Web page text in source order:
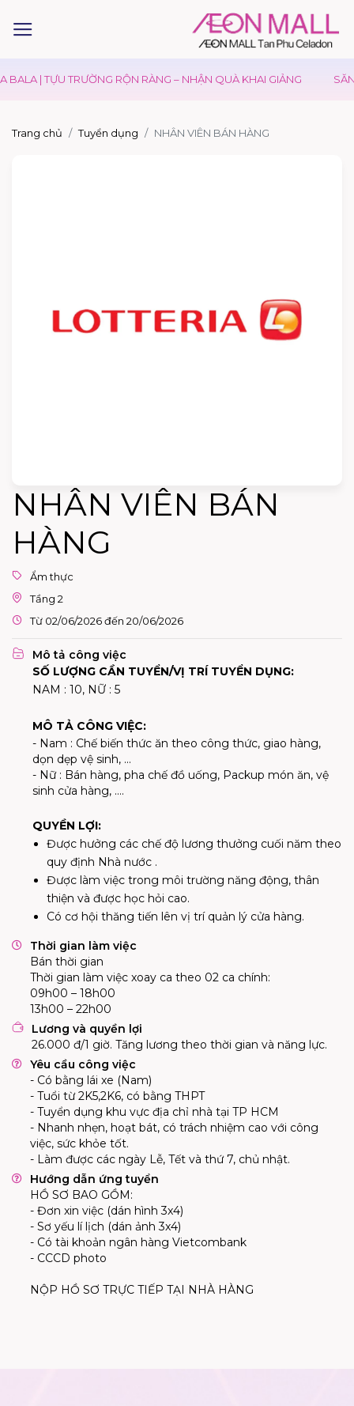
| TỰU TRƯỜNG RỘN RÀNG – NHẬN QUÀ KHAI GIẢNG
Trang chủ Tuyển dụng NHÂN VIÊN BÁN HÀNG
NHÂN VIÊN BÁN
HÀNG
Ẩm thực
Tầng 2
Từ 02/06/2026 đến 20/06/2026
Mô tả công việc
SỐ LƯỢNG CẦN TUYỂN/VỊ TRÍ TUYỂN DỤNG:
NAM : 10, NỮ : 5
MÔ TẢ CÔNG VIỆC:
- Nam : Chế biến thức ăn theo công thức, giao hàng,
dọn dẹp vệ sinh, ...
- Nữ : Bán hàng, pha chế đồ uống, Packup món ăn, vệ
sinh cửa hàng, ….
QUYỀN LỢI:
Được hưởng các chế độ lương thưởng cuối năm theo
quy định Nhà nước .
Được làm việc trong môi trường năng động, thân
thiện và được học hỏi cao.
Có cơ hội thăng tiến lên vị trí quản lý cửa hàng.
Thời gian làm việc
Bán thời gian
Thời gian làm việc xoay ca theo 02 ca chính:
09h00 – 18h00
13h00 – 22h00
Lương và quyền lợi
26.000 đ/1 giờ. Tăng lương theo thời gian và năng lực.
Yêu cầu công việc
- Có bằng lái xe (Nam)
- Tuổi từ 2K5,2K6, có bằng THPT
- Tuyển dụng khu vực địa chỉ nhà tại TP HCM
- Nhanh nhẹn, hoạt bát, có trách nhiệm cao với công
việc, sức khỏe tốt.
- Làm được các ngày Lễ, Tết và thứ 7, chủ nhật.
Hướng dẫn ứng tuyển
HỒ SƠ BAO GỒM:
- Đơn xin việc (dán hình 3x4)
- Sơ yếu lí lịch (dán ảnh 3x4)
- Có tài khoản ngân hàng Vietcombank
- CCCD photo
NỘP HỒ SƠ TRỰC TIẾP TẠI NHÀ HÀNG